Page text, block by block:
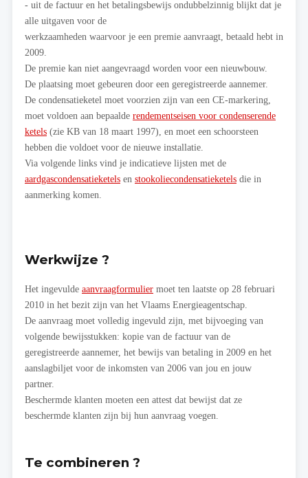
- uit de factuur en het betalingsbewijs ondubbelzinnig blijkt dat je
alle uitgaven voor de
werkzaamheden waarvoor je een premie aanvraagt, betaald hebt in
2009.
De premie kan niet aangevraagd worden voor een nieuwbouw.
De plaatsing moet gebeuren door een geregistreerde aannemer.
De condensatieketel moet voorzien zijn van een CE-markering,
moet voldoen aan bepaalde rendementseisen voor condenserende
ketels (zie KB van 18 maart 1997), en moet een schoorsteen
hebben die voldoet voor de nieuwe installatie.
Via volgende links vind je indicatieve lijsten met de
aardgascondensatieketels en stookoliecondensatieketels die in
aanmerking komen.
Werkwijze ?
Het ingevulde aanvraagformulier moet ten laatste op 28 februari
2010 in het bezit zijn van het Vlaams Energieagentschap.
De aanvraag moet volledig ingevuld zijn, met bijvoeging van
volgende bewijsstukken: kopie van de factuur van de
geregistreerde aannemer, het bewijs van betaling in 2009 en het
aanslagbiljet voor de inkomsten van 2006 van jou en jouw
partner.
Beschermde klanten moeten een attest dat bewijst dat ze
beschermde klanten zijn bij hun aanvraag voegen.
Te combineren ?